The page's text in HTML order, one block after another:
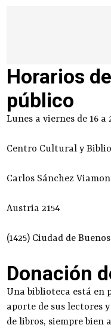
Horarios
público
Lunes a viernes de 16 a
Centro Cultural y
Carlos Sánchez
Austria 2154
(1425) Ciudad de
Donación
Una biblioteca está en
aporte de sus lectores
de libros, siempre bien